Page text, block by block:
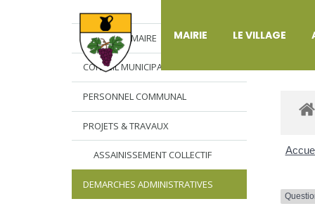
MAIRIE LE VILLAGE
L’EDITO DU MAIRE
CONSEIL MUNICIPAL
PERSONNEL COMMUNAL
PROJETS & TRAVAUX
ASSAINISSEMENT COLLECTIF
DEMARCHES ADMINISTRATIVES